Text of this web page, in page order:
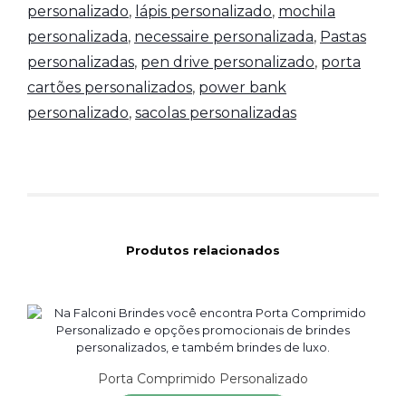
personalizado, lápis personalizado, mochila
personalizada, necessaire personalizada, Pastas
personalizadas, pen drive personalizado, porta
cartões personalizados, power bank
personalizado, sacolas personalizadas
Produtos relacionados
Porta Comprimido Personalizado